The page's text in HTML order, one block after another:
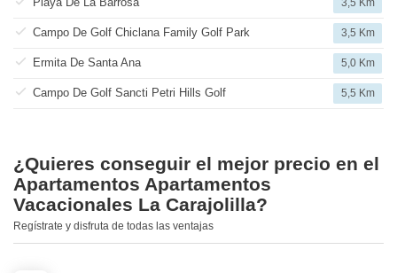
3,5 Km
Campo De Golf Chiclana Family Golf Park 3,5 Km
Ermita De Santa Ana 5,0 Km
Campo De Golf Sancti Petri Hills Golf 5,5 Km
¿Quieres conseguir el mejor precio en el
Apartamentos Apartamentos
Vacacionales La Carajolilla?
Regístrate y disfruta de todas las ventajas